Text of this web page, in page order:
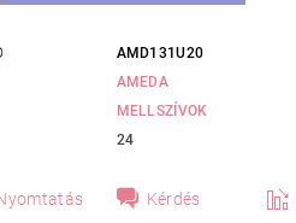
AMD131U20
AMEDA
MELLSZÍVOK
24
Kérdés